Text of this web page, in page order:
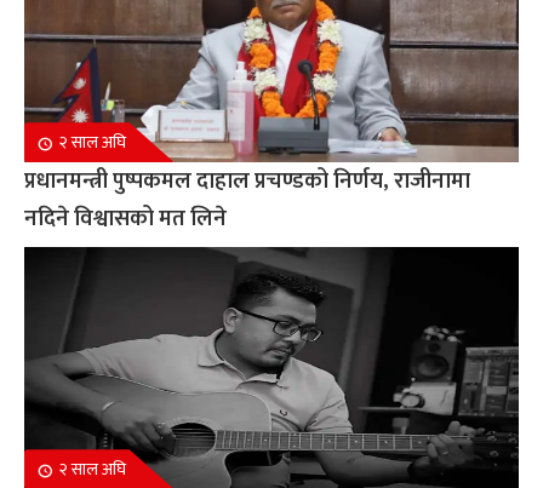
२ साल अघि
प्रधानमन्त्री पुष्पकमल दाहाल प्रचण्डको निर्णय, राजीनामा
नदिने विश्वासको मत लिने
२ साल अघि